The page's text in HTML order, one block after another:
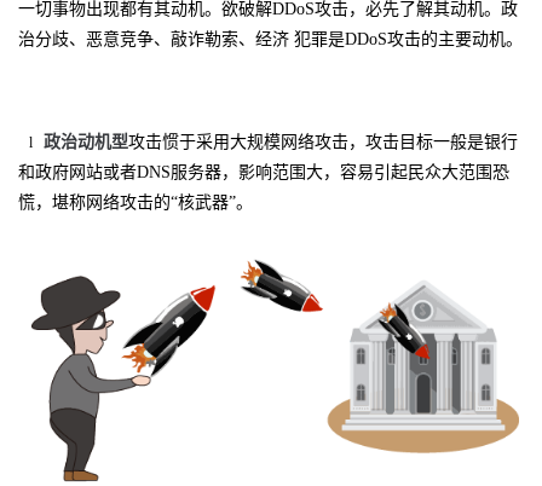
一切事物出现都有其动机。欲破解DDoS攻击，必先了解其动机。政
治分歧、恶意竞争、敲诈勒索、经济 犯罪是DDoS攻击的主要动机。
l 政治动机型攻击惯于采用大规模网络攻击，攻击目标一般是银行
和政府网站或者DNS服务器，影响范围大，容易引起民众大范围恐
慌，堪称网络攻击的“核武器”。